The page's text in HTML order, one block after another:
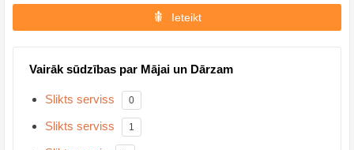
Ieteikt
Vairāk sūdzības par Mājai un Dārzam
Slikts serviss 0
Slikts serviss 1